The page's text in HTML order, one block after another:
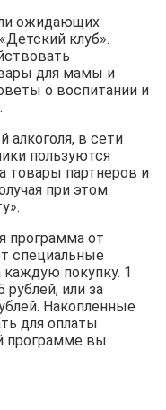
ожидающих
клуб».
для мамы и
о воспитании и
алкоголя, в сети
пользуются
товары партнеров и
при этом
программа от
специальные
покупку. 1
или за
Накопленные
для оплаты
программе вы